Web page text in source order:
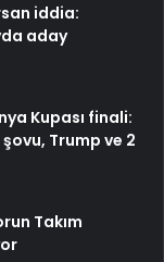
iddia:
aday
Kupası finali:
Trump ve 2
Takım